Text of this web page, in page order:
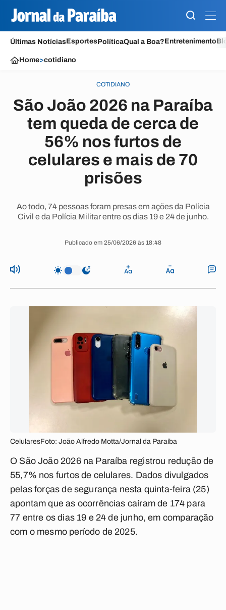
Últimas NotíciasEsportesPolíticaQual a Boa?Entretenimento
Home>cotidiano
COTIDIANO
São João 2026 na Paraíba
tem queda de cerca de
56% nos furtos de
celulares e mais de 70
prisões
Ao todo, 74 pessoas foram presas em ações da Polícia
Civil e da Polícia Militar entre os dias 19 e 24 de junho.
Publicado em 25/06/2026 às 18:48
CelularesFoto: João Alfredo Motta/Jornal da Paraíba
O São João 2026 na Paraíba registrou redução de
55,7% nos furtos de celulares. Dados divulgados
pelas forças de segurança nesta quinta-feira (25)
apontam que as ocorrências caíram de 174 para
77 entre os dias 19 e 24 de junho, em comparação
com o mesmo período de 2025.